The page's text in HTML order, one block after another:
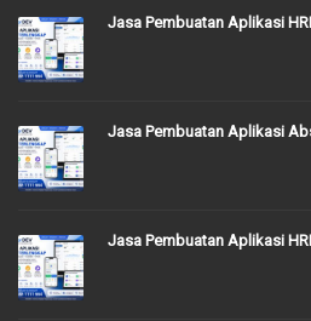
Jasa Pembuatan Aplikasi
Jasa Pembuatan Aplikasi
Jasa Pembuatan Aplikasi